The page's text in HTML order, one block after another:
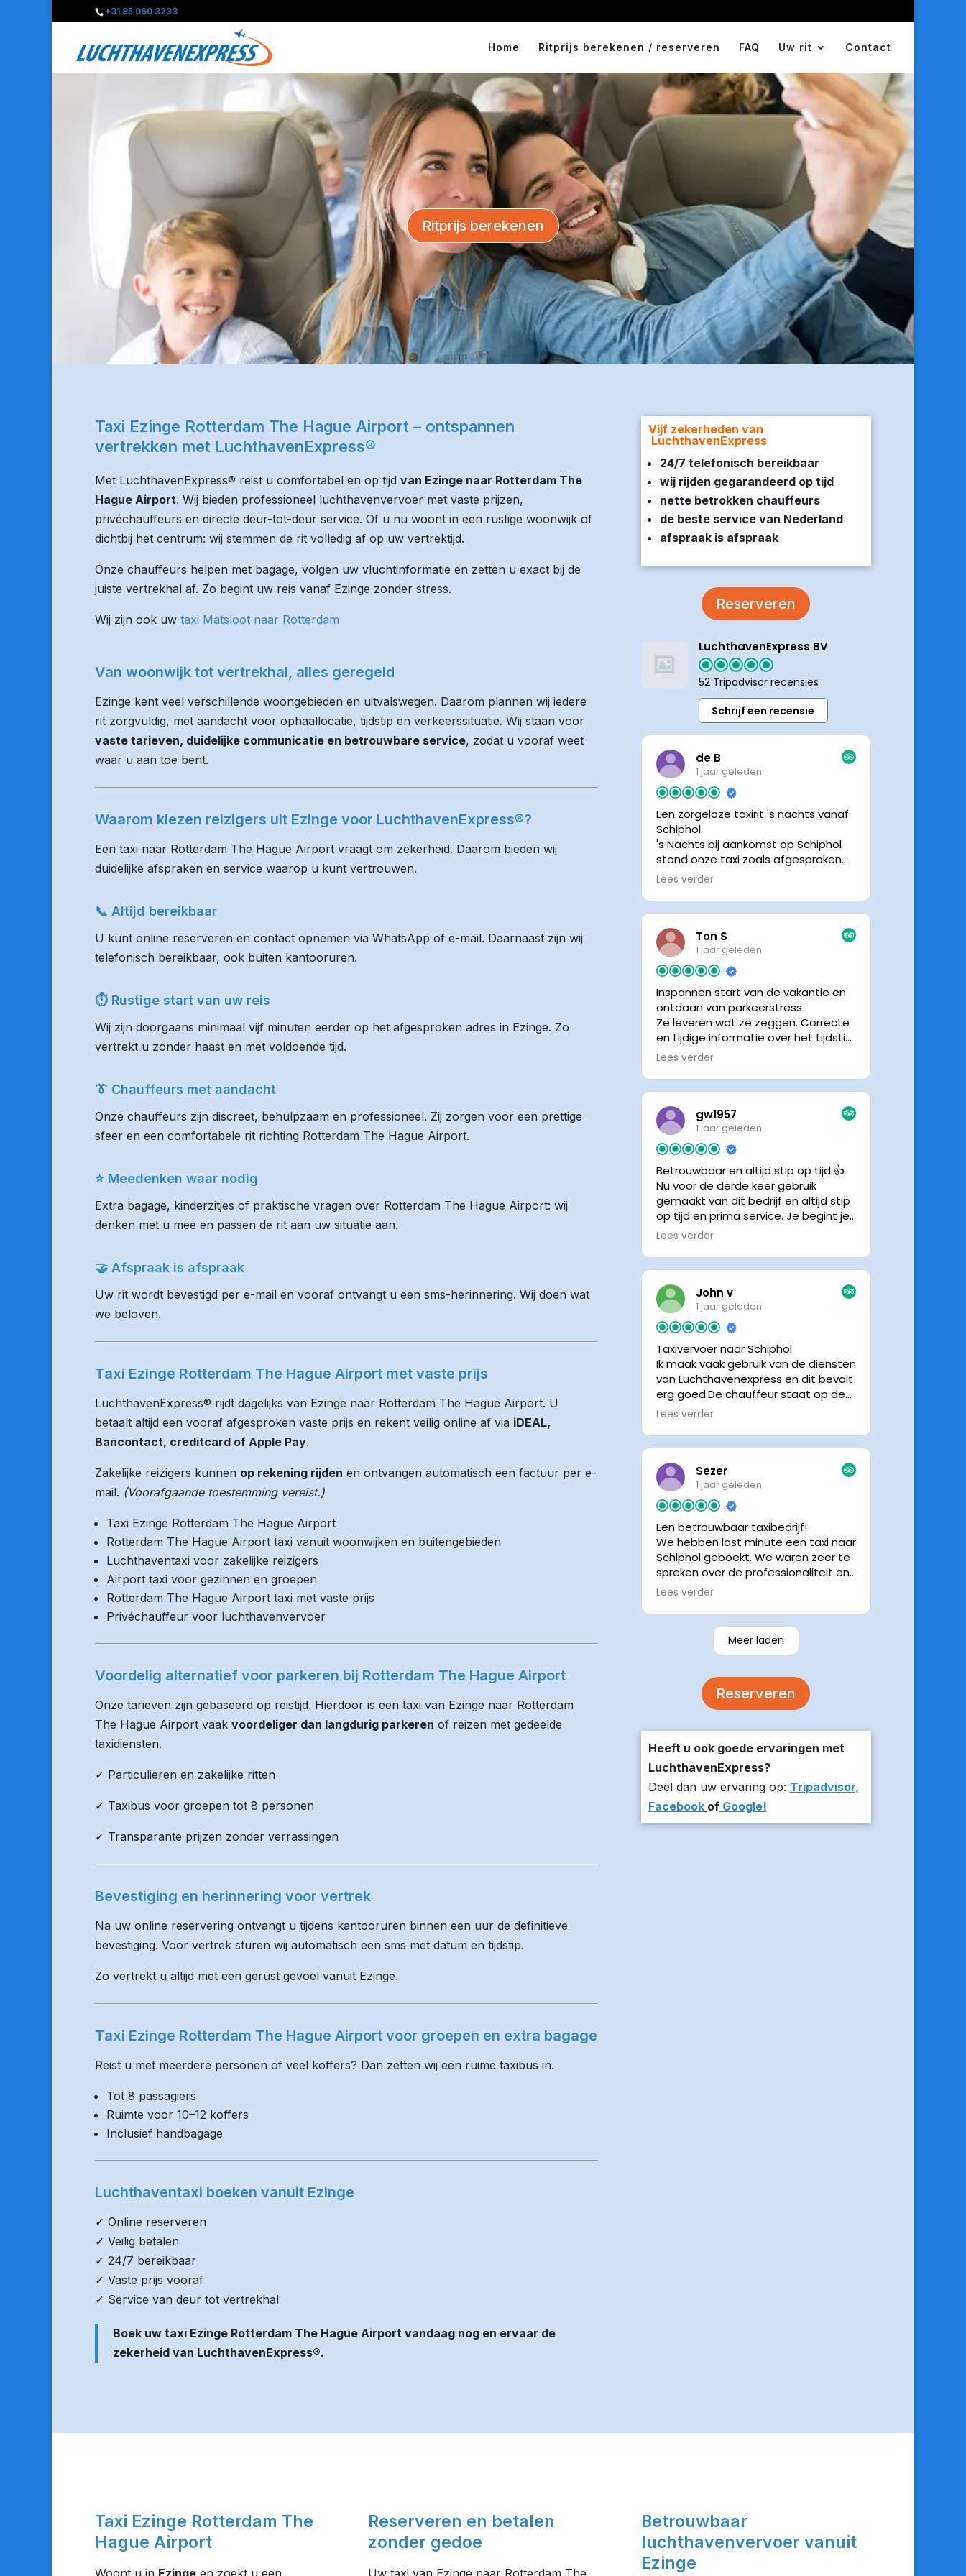
+31 85 060 3233
Home Ritprijs berekenen / reserveren FAQ Uw rit Contact
Ritprijs berekenen
Taxi Ezinge Rotterdam The Hague Airport – ontspannen
vertrekken met LuchthavenExpress®
Met LuchthavenExpress® reist u comfortabel en op tijd van Ezinge naar Rotterdam The
Hague Airport. Wij bieden professioneel luchthavenvervoer met vaste prijzen,
privéchauffeurs en directe deur-tot-deur service. Of u nu woont in een rustige woonwijk of
dichtbij het centrum: wij stemmen de rit volledig af op uw vertrektijd.
Onze chauffeurs helpen met bagage, volgen uw vluchtinformatie en zetten u exact bij de
juiste vertrekhal af. Zo begint uw reis vanaf Ezinge zonder stress.
Wij zijn ook uw taxi Matsloot naar Rotterdam
Van woonwijk tot vertrekhal, alles geregeld
Ezinge kent veel verschillende woongebieden en uitvalswegen. Daarom plannen wij iedere
rit zorgvuldig, met aandacht voor ophaallocatie, tijdstip en verkeerssituatie. Wij staan voor
vaste tarieven, duidelijke communicatie en betrouwbare service, zodat u vooraf weet
waar u aan toe bent.
Waarom kiezen reizigers uit Ezinge voor LuchthavenExpress®?
Een taxi naar Rotterdam The Hague Airport vraagt om zekerheid. Daarom bieden wij
duidelijke afspraken en service waarop u kunt vertrouwen.
📞 Altijd bereikbaar
U kunt online reserveren en contact opnemen via WhatsApp of e-mail. Daarnaast zijn wij
telefonisch bereikbaar, ook buiten kantooruren.
⏱ Rustige start van uw reis
Wij zijn doorgaans minimaal vijf minuten eerder op het afgesproken adres in Ezinge. Zo
vertrekt u zonder haast en met voldoende tijd.
👔 Chauffeurs met aandacht
Onze chauffeurs zijn discreet, behulpzaam en professioneel. Zij zorgen voor een prettige
sfeer en een comfortabele rit richting Rotterdam The Hague Airport.
⭐ Meedenken waar nodig
Extra bagage, kinderzitjes of praktische vragen over Rotterdam The Hague Airport: wij
denken met u mee en passen de rit aan uw situatie aan.
🤝 Afspraak is afspraak
Uw rit wordt bevestigd per e-mail en vooraf ontvangt u een sms-herinnering. Wij doen wat
we beloven.
Taxi Ezinge Rotterdam The Hague Airport met vaste prijs
LuchthavenExpress® rijdt dagelijks van Ezinge naar Rotterdam The Hague Airport. U
betaalt altijd een vooraf afgesproken vaste prijs en rekent veilig online af via iDEAL,
Bancontact, creditcard of Apple Pay.
Zakelijke reizigers kunnen op rekening rijden en ontvangen automatisch een factuur per e-
mail. (Voorafgaande toestemming vereist.)
Taxi Ezinge Rotterdam The Hague Airport
Rotterdam The Hague Airport taxi vanuit woonwijken en buitengebieden
Luchthaventaxi voor zakelijke reizigers
Airport taxi voor gezinnen en groepen
Rotterdam The Hague Airport taxi met vaste prijs
Privéchauffeur voor luchthavenvervoer
Voordelig alternatief voor parkeren bij Rotterdam The Hague Airport
Onze tarieven zijn gebaseerd op reistijd. Hierdoor is een taxi van Ezinge naar Rotterdam
The Hague Airport vaak voordeliger dan langdurig parkeren of reizen met gedeelde
taxidiensten.
✓ Particulieren en zakelijke ritten
✓ Taxibus voor groepen tot 8 personen
✓ Transparante prijzen zonder verrassingen
Bevestiging en herinnering voor vertrek
Na uw online reservering ontvangt u tijdens kantooruren binnen een uur de definitieve
bevestiging. Voor vertrek sturen wij automatisch een sms met datum en tijdstip.
Zo vertrekt u altijd met een gerust gevoel vanuit Ezinge.
Taxi Ezinge Rotterdam The Hague Airport voor groepen en extra bagage
Reist u met meerdere personen of veel koffers? Dan zetten wij een ruime taxibus in.
Tot 8 passagiers
Ruimte voor 10–12 koffers
Inclusief handbagage
Luchthaventaxi boeken vanuit Ezinge
✓ Online reserveren
✓ Veilig betalen
✓ 24/7 bereikbaar
✓ Vaste prijs vooraf
✓ Service van deur tot vertrekhal
Boek uw taxi Ezinge Rotterdam The Hague Airport vandaag nog en ervaar de
zekerheid van LuchthavenExpress®.
Vijf zekerheden van
LuchthavenExpress
24/7 telefonisch bereikbaar
wij rijden gegarandeerd op tijd
nette betrokken chauffeurs
de beste service van Nederland
afspraak is afspraak
Reserveren
LuchthavenExpress BV
52 Tripadvisor recensies
Schrijf een recensie
de B
1 jaar geleden
Een zorgeloze taxirit 's nachts vanaf
Schiphol
's Nachts bij aankomst op Schiphol
stond onze taxi zoals afgesproken
keurig te wachten. Dankzij de goede
chauffeur wisten we precies waar de
chauffeur, met een prachtige auto
was het een comfortabele rit. Graag
tot de volgende de keer.
Lees verder
Ton S
1 jaar geleden
Inspannen start van de vakantie en
ontdaan van parkeerstress
Ze leveren wat ze zeggen. Correcte
en tijdige informatie over het tijdstip
van ophalen. Voldeed ook nu weer
Lees verder
gw1957
1 jaar geleden
Betrouwbaar en altijd stip op tijd 👍
Nu voor de derde keer gebruik
gemaakt van dit bedrijf en altijd stip
op tijd en prima service. Je begint je
vakantie zonder zorgen iig. 👍👍
Lees verder
John v
1 jaar geleden
Taxivervoer naar Schiphol
Ik maak vaak gebruik van de diensten
van Luchthavenexpress en dit bevalt
erg goed.De chauffeur staat op de
afgesproken tijd klaar om je op te
neemt de chauffeur direct contact
staat.Altijd nette chauffeurs, en in
mijn geval is het voordeliger dan
parkeren op P3 bij 9 dagen parkeren.
En dan hopen dat je auto geen
schade heeft ivm de krappe
parkeervakken. Ik beveel
Luchthavenexpress dan ook zeker
aan.
Lees verder
Sezer
1 jaar geleden
Een betrouwbaar taxibedrijf!
We hebben last minute een taxi naar
Schiphol geboekt. We waren zeer te
spreken over de professionaliteit en
vriendelijkheid van luchthavenexpres!
verzekerde om er op tijd te zijn en
stuurde z’n live locatie een paar
minuten voor aanvang bij ons thuis.
volgende keer zou ik weer hier
Lees verder
Meer laden
Reserveren
Heeft u ook goede ervaringen met
LuchthavenExpress?
Deel dan uw ervaring op: Tripadvisor,
Facebook ofGoogle!
Taxi Ezinge Rotterdam The
Hague Airport
Woont u in Ezinge en zoekt u een
Reserveren en betalen
zonder gedoe
Uw taxi van Ezinge naar Rotterdam The
Betrouwbaar
luchthavenvervoer vanuit
Ezinge